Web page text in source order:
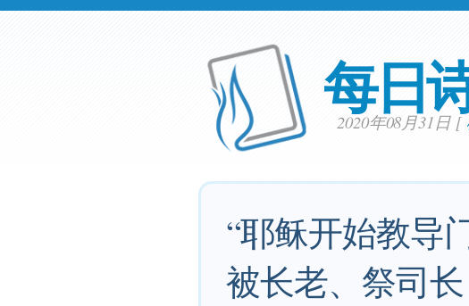
每日
2020年08月31日 [
“耶稣开始教导
被长老、祭司